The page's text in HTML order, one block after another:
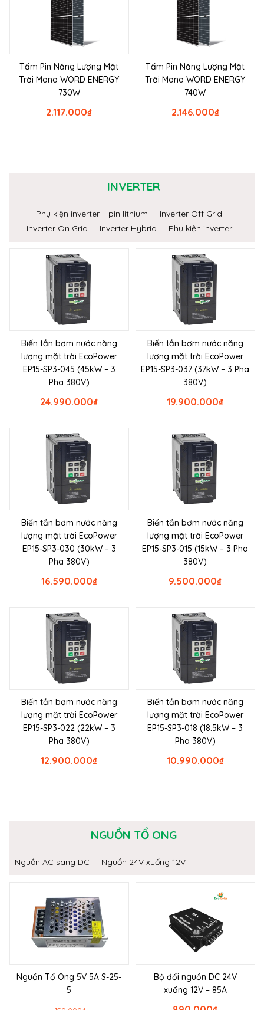
Tấm Pin Năng Lượng Mặt
Trời Mono WORD ENERGY
730W
₫
2.117.000
Tấm Pin Năng Lượng Mặt
Trời Mono WORD ENERGY
740W
₫
2.146.000
INVERTER
Phụ kiện inverter + pin lithium
Inverter Off Grid
Inverter On Grid
Inverter Hybrid Phụ kiện inverter
Biến tần bơm nước năng
lượng mặt trời EcoPower
EP15-SP3-045 (45kW – 3
Pha 380V)
₫
24.990.000
Biến tần bơm nước năng
lượng mặt trời EcoPower
EP15-SP3-037 (37kW – 3 Pha
380V)
₫
19.900.000
Biến tần bơm nước năng
lượng mặt trời EcoPower
EP15-SP3-030 (30kW – 3
Pha 380V)
₫
16.590.000
Biến tần bơm nước năng
lượng mặt trời EcoPower
EP15-SP3-015 (15kW – 3 Pha
380V)
₫
9.500.000
Biến tần bơm nước năng
lượng mặt trời EcoPower
EP15-SP3-022 (22kW – 3
Pha 380V)
₫
12.900.000
Biến tần bơm nước năng
lượng mặt trời EcoPower
EP15-SP3-018 (18.5kW – 3
Pha 380V)
₫
10.990.000
NGUỒN TỔ ONG
Nguồn AC sang DC Nguồn 24V xuống 12V
Nguồn Tổ Ong 5V 5A S-25-
5
Bộ đổi nguồn DC 24V
xuống 12V – 85A